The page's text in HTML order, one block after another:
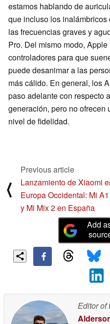
estamos hablando de
que incluso los
las frecuencias graves y
Pro. Del mismo modo,
controladores para que
puede desanimar a las
más cálido. En general, los
paso adelante con respecto
generación, pero no
nivel de fidelidad.
⟨
Previous article
Lanzamiento de Xiaomi
Europa Occidental: Mi A1
y Mi Mix 2 en España
Add
Editor of